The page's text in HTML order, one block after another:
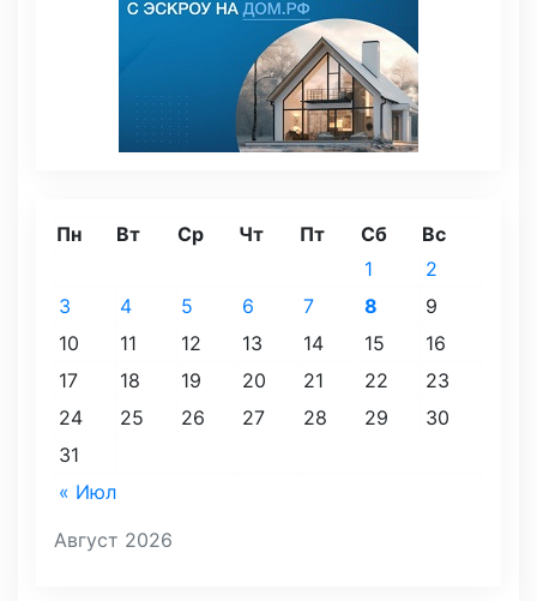
Август 2026
Пн Вт Ср Чт Пт Сб Вс
« Июл
1
2
3
4 5 6 7 8
9
10
11 12 13 14 15
16
17
18 19 20 21 22
23
24
25 26 27 28 29
30
31